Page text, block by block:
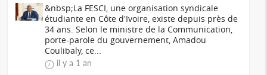
&nbsp;La FESCI, une organisation syndicale
étudiante en Côte d'Ivoire, existe depuis près de
34 ans. Selon le ministre de la Communication,
porte-parole du gouvernement, Amadou
Coulibaly, ce...
il y a 1 an